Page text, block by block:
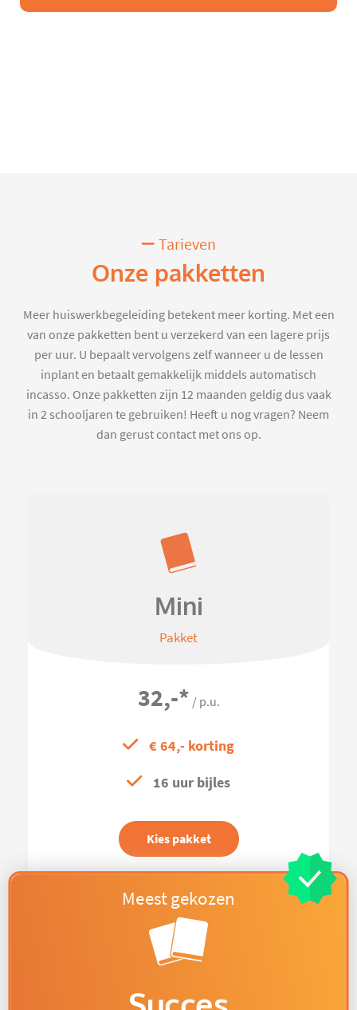
Tarieven
Onze pakketten
Meer huiswerkbegeleiding betekent meer korting. Met een
van onze pakketten bent u verzekerd van een lagere prijs
per uur. U bepaalt vervolgens zelf wanneer u de lessen
inplant en betaalt gemakkelijk middels automatisch
incasso. Onze pakketten zijn 12 maanden geldig dus vaak
in 2 schooljaren te gebruiken! Heeft u nog vragen? Neem
dan gerust contact met ons op.
Mini
Pakket
32,-* / p.u.
€ 64,- korting
16 uur bijles
Kies pakket